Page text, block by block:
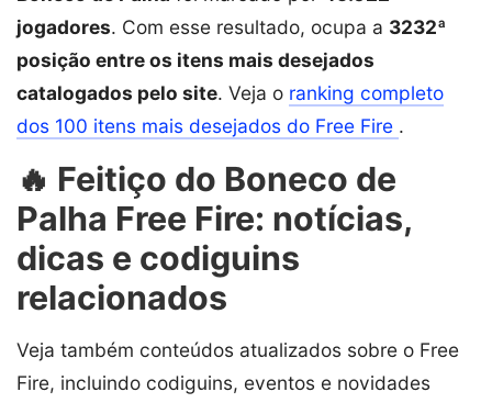
jogadores. Com esse resultado, ocupa a 3232ª
posição entre os itens mais desejados
catalogados pelo site. Veja o ranking completo
dos 100 itens mais desejados do Free Fire .
🔥 Feitiço do Boneco de
Palha Free Fire: notícias,
dicas e codiguins
relacionados
Veja também conteúdos atualizados sobre o Free
Fire, incluindo codiguins, eventos e novidades